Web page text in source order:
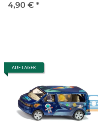
4,90 € *
AUF LAGER